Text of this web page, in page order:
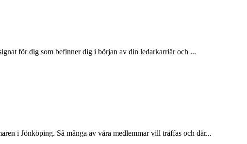
för dig som befinner dig i början av din ledarkarriär och ...
i Jönköping. Så många av våra medlemmar vill träffas och där...